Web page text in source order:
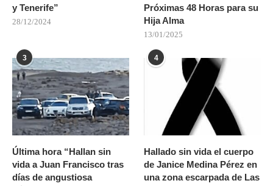
y Tenerife”
28/12/2024
Próximas 48 Horas para su
Hija Alma
13/01/2025
3
Última hora “Hallan sin
vida a Juan Francisco tras
días de angustiosa
4
Hallado sin vida el cuerpo
de Janice Medina Pérez en
una zona escarpada de Las